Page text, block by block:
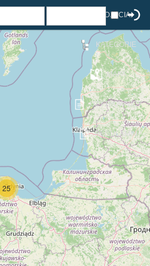
ZDJĘCIA
KATEGORIE
MAPA
UŻYTKOWNICY
REGULAMIN
25